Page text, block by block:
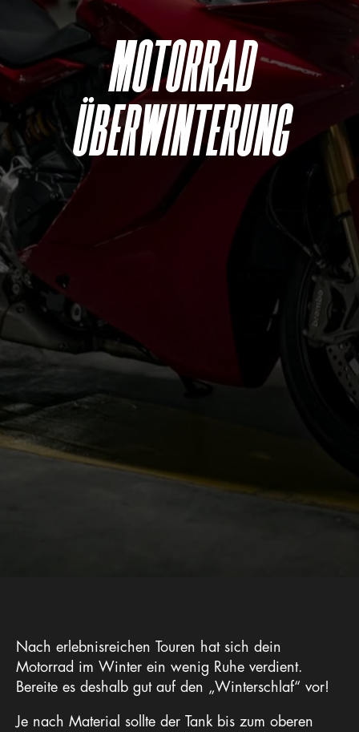
Motorrad
Überwinterung
Nach erlebnisreichen Touren hat sich dein
Motorrad im Winter ein wenig Ruhe verdient.
Bereite es deshalb gut auf den „Winterschlaf“ vor!
Je nach Material sollte der Tank bis zum oberen